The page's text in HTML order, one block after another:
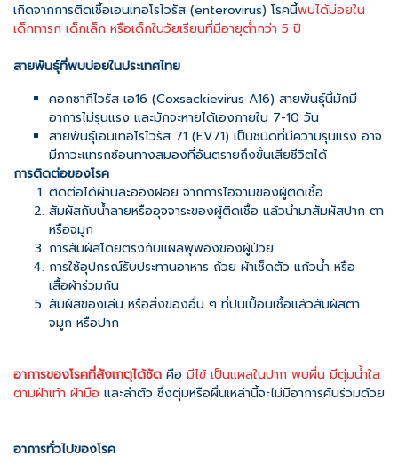
เกิดจากการติดเชื้อเอนเทอโรไวรัส (enterovirus) โรคนี้พบได้บ่อยใน
เด็กทารก เด็กเล็ก หรือเด็กในวัยเรียนที่มีอายุต่ำกว่า 5 ปี
สายพันธุ์ที่พบบ่อยในประเทศไทย
คอกซากีไวรัส เอ16 (Coxsackievirus A16) สายพันธุ์นี้มักมี
อาการไม่รุนแรง และมักจะหายได้เองภายใน 7-10 วัน
สายพันธุ์เอนเทอโรไวรัส 71 (EV71) เป็นชนิดที่มีความรุนแรง อาจ
มีภาวะแทรกซ้อนทางสมองที่อันตรายถึงขั้นเสียชีวิตได้
การติดต่อของโรค
ติดต่อได้ผ่านละอองฝอย จากการไอจามของผู้ติดเชื้อ
สัมผัสกับน้ำลายหรืออุจจาระของผู้ติดเชื้อ แล้วนำมาสัมผัสปาก ตา
หรือจมูก
การสัมผัสโดยตรงกับแผลพุพองของผู้ป่วย
การใช้อุปกรณ์รับประทานอาหาร ถ้วย ผ้าเช็ดตัว แก้วน้ำ หรือ
เสื้อผ้าร่วมกัน
สัมผัสของเล่น หรือสิ่งของอื่น ๆ ที่ปนเปื้อนเชื้อแล้วสัมผัสตา
จมูก หรือปาก
อาการของโรคที่สังเกตุได้ชัด คือ มีไข้ เป็นแผลในปาก พบผื่น มีตุ่มน้ำใส
ตามฝ่าเท้า ฝ่ามือ และลำตัว ซึ่งตุ่มหรือผื่นเหล่านี้จะไม่มีอาการคันร่วมด้วย
อาการทั่วไปของโรค